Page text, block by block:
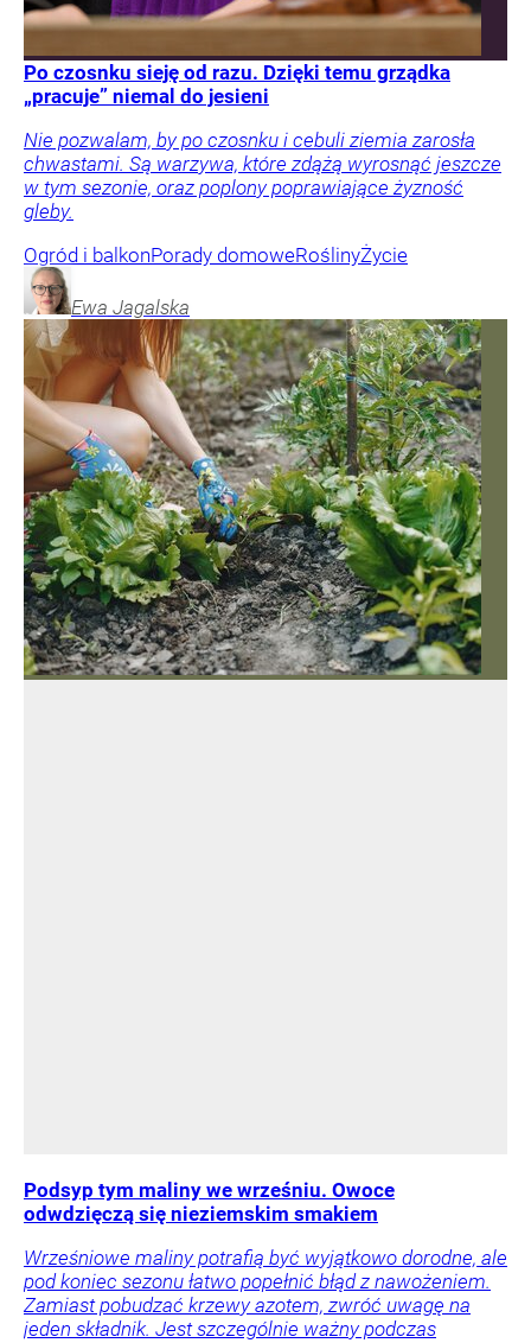
Po czosnku sieję od razu. Dzięki temu grządka
„pracuje” niemal do jesieni
Nie pozwalam, by po czosnku i cebuli ziemia zarosła
chwastami. Są warzywa, które zdążą wyrosnąć jeszcze
w tym sezonie, oraz poplony poprawiające żyzność
gleby.
Ogród i balkonPorady domoweRoślinyŻycie
Ewa Jagalska
Podsyp tym maliny we wrześniu. Owoce
odwdzięczą się nieziemskim smakiem
Wrześniowe maliny potrafią być wyjątkowo dorodne, ale
pod koniec sezonu łatwo popełnić błąd z nawożeniem.
Zamiast pobudzać krzewy azotem, zwróć uwagę na
jeden składnik. Jest szczególnie ważny podczas